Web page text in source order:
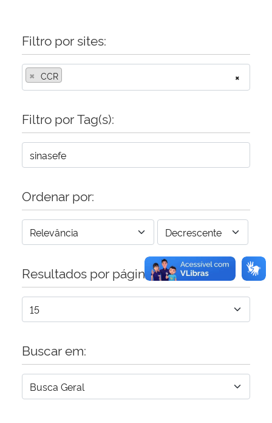
Ministério da Mulher, da Família e dos Direitos Humanos
Secretaria-Geral
Secretaria de Governo
Advocacia-Geral da União
Filtro por sites:
×
× CCR
Filtro por Tag(s):
Ordenar por:
Resultados por página:
Buscar em: